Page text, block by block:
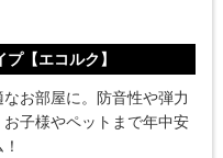
【エコルク】
お部屋に。防音性や弾力
子様やペットまで年中安